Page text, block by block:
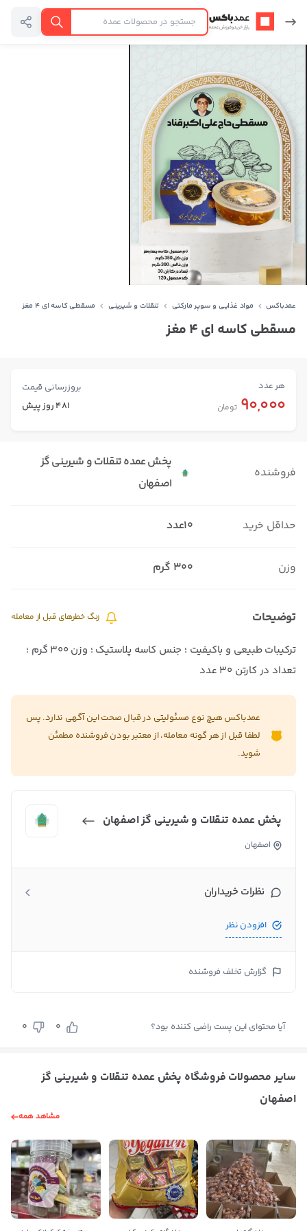
عمدباکس — بازگشت به صفحه اصلی
جستجو
عمدباکس مواد غذایی و سوپر مارکتی تنقلات و شیرینی مسقطی کاسه ای ۴ مغز
مسقطی کاسه ای ۴ مغز
هر عدد بروزرسانی قیمت
90,000 تومان 481 روز پیش
فروشنده
پخش عمده تنقلات و شیرینی گز
اصفهان
حداقل خرید 10عدد
وزن 300 گرم
توضیحات زنگ خطرهای قبل از معامله
ترکیبات طبیعی و باکیفیت ؛ جنس کاسه پلاستیک ؛ وزن 300 گرم ؛
تعداد در کارتن ۳۰ عدد
عمدباکس هیچ نوع مسئولیتی در قبال صحت این آگهی ندارد. پس
لطفا قبل از هر گونه معامله، از معتبر بودن فروشنده مطمئن
شوید.
پخش عمده تنقلات و شیرینی گز اصفهان
اصفهان
نظرات خریداران
افزودن نظر
گزارش تخلف فروشنده
آیا محتوای این پست راضی کننده بود؟ 0
0
سایر محصولات فروشگاه پخش عمده تنقلات و شیرینی گز
اصفهان
مشاهد همه